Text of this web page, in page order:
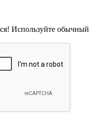
Используйте обычный